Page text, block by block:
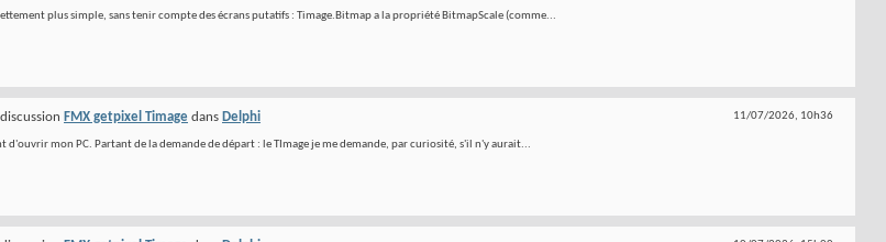
plus simple, sans tenir compte des écrans putatifs : Timage.Bitmap a la propriété BitmapScale (comme...
11/07/2026, 10h36
FMX getpixel Timage dans Delphi
d'ouvrir mon PC. Partant de la demande de départ : le TImage je me demande, par curiosité, s'il n'y aurait...